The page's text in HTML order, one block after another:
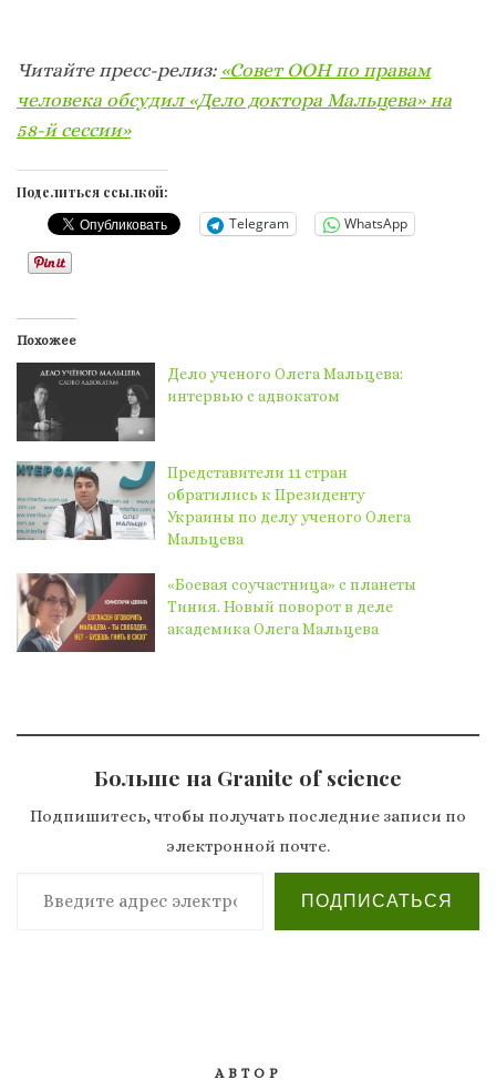
Читайте пресс-релиз: «Совет ООН по правам
человека обсудил «Дело доктора Мальцева» на
58-й сессии»
Поделиться ссылкой:
Telegram WhatsApp
Похожее
Дело ученого Олега Мальцева:
интервью с адвокатом
Представители 11 стран
обратились к Президенту
Украины по делу ученого Олега
Мальцева
«Боевая соучастница» с планеты
Тиния. Новый поворот в деле
академика Олега Мальцева
Больше на Granite of science
Подпишитесь, чтобы получать последние записи по
электронной почте.
Введите адрес электронной почты…
ПОДПИСАТЬСЯ
АВТОР